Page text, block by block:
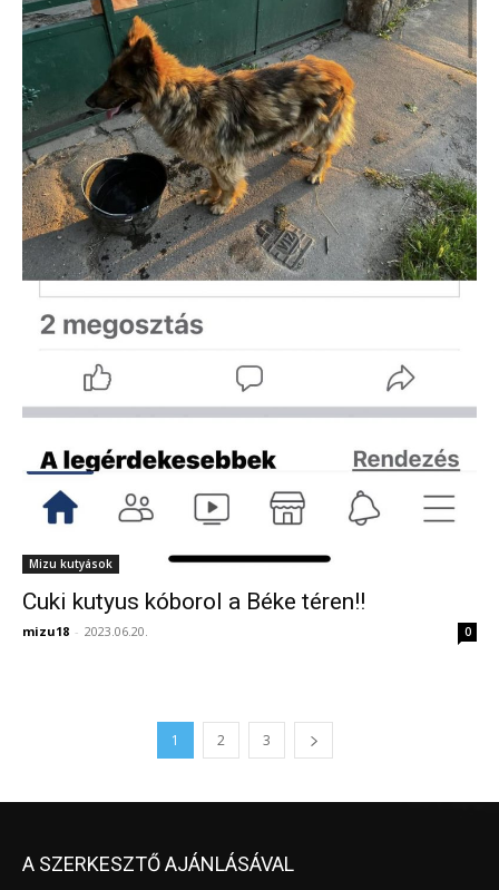
Mizu kutyások
Cuki kutyus kóborol a Béke téren!!
mizu18 - 2023.06.20. 0
1 2 3
A SZERKESZTŐ AJÁNLÁSÁVAL